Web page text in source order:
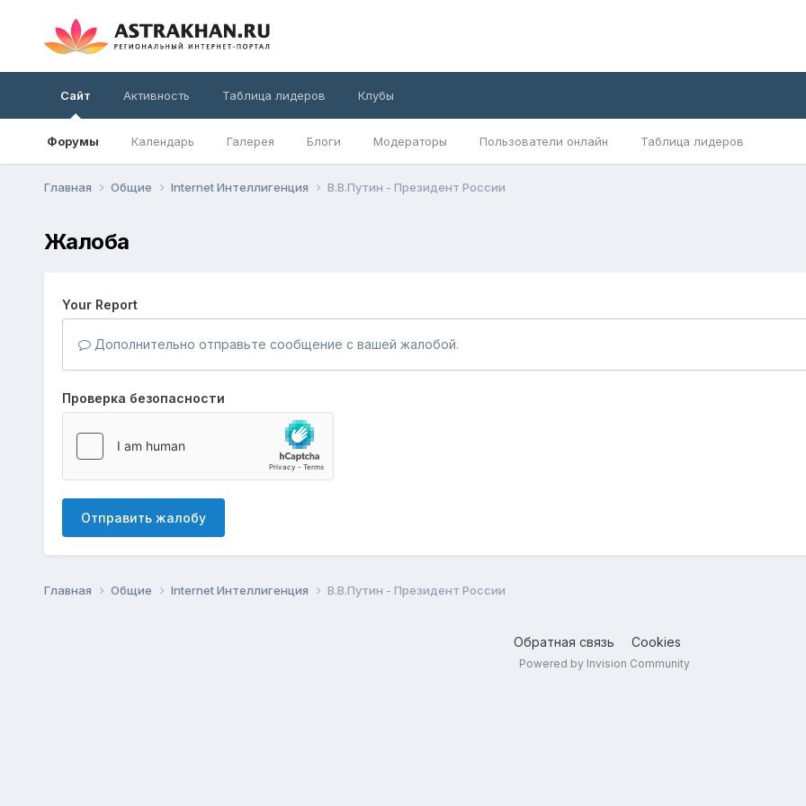
Сайт
Форумы Календарь Галерея Блоги Модераторы Пользователи онлайн Таблица лидеров
Активность Таблица лидеров Клубы
Главная Общие Internet Интеллигенция В.В.Путин - Президент России
Жалоба
Your Report
Дополнительно отправьте сообщение с вашей жалобой.
Проверка безопасности
Отправить жалобу
Главная Общие Internet Интеллигенция В.В.Путин - Президент России
Обратная связь Cookies
Powered by Invision Community